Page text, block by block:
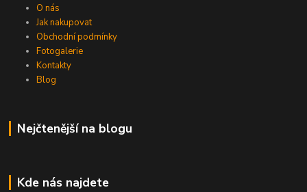
O nás
Jak nakupovat
Obchodní podmínky
Fotogalerie
Kontakty
Blog
Nejčtenější na blogu
Kde nás najdete